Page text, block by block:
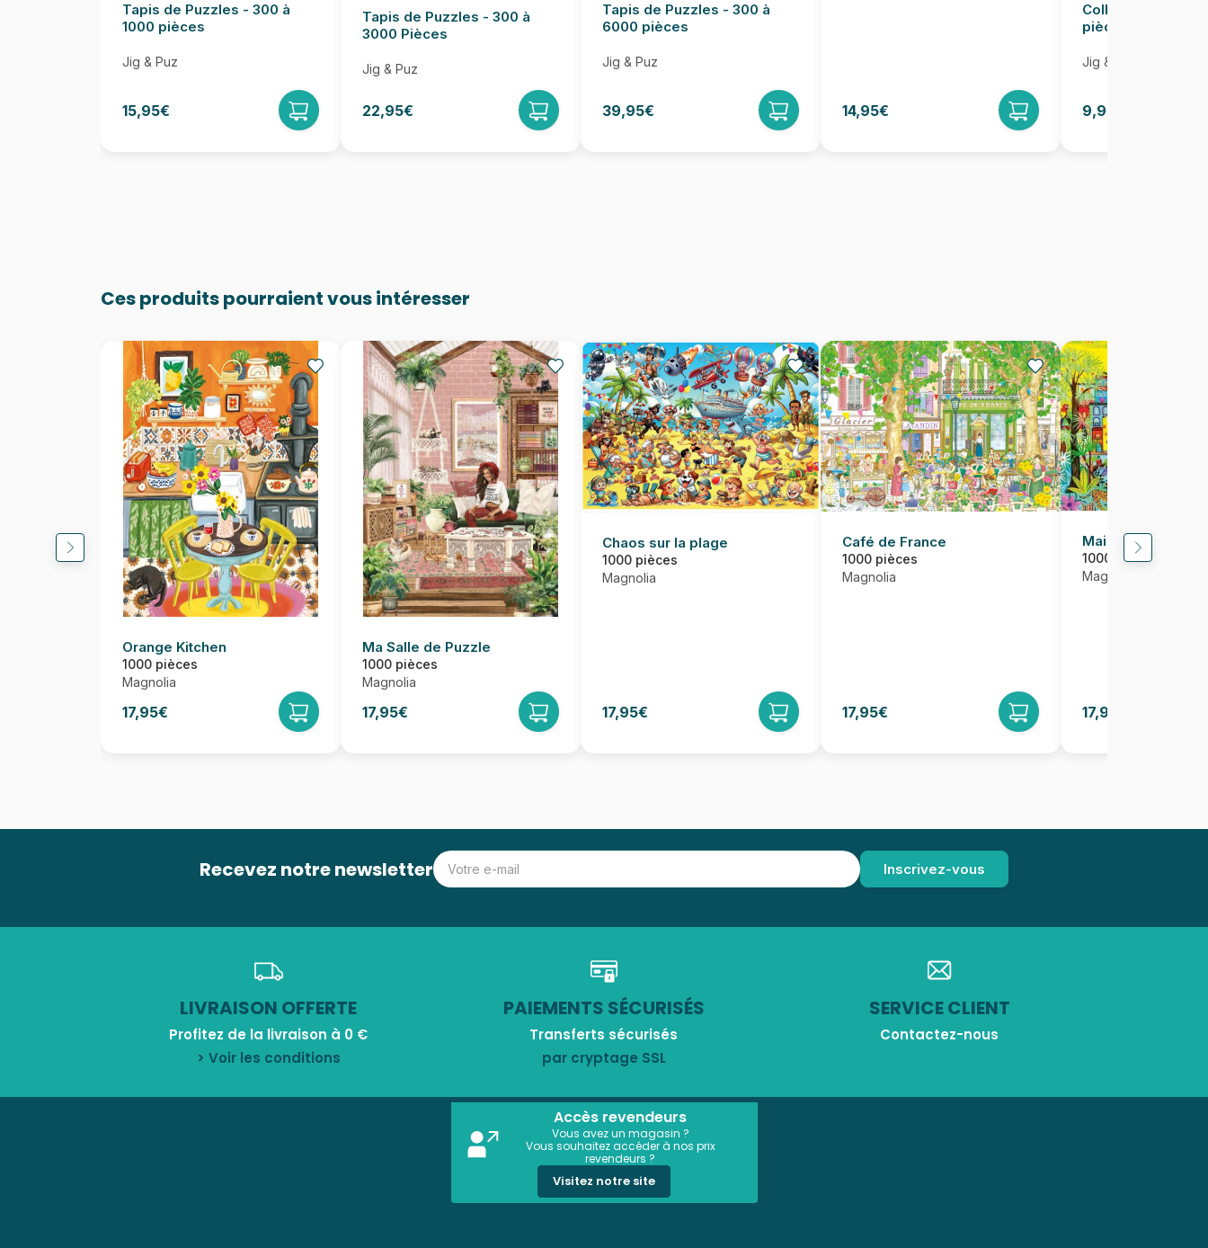
Tapis de Puzzles - 300 à
1000 pièces
Jig & Puz
15,95€
Tapis de Puzzles - 300 à
3000 Pièces
Jig & Puz
22,95€
Tapis de Puzzles - 300 à
6000 pièces
Jig & Puz
39,95€ 14,95€
Colle pour Puzzle
pièces
Jig & Puz
9,95€
Ces produits pourraient vous intéresser
Orange Kitchen
1000 pièces
Magnolia
17,95€
Ma Salle de Puzzle
1000 pièces
Magnolia
17,95€
Chaos sur la plage
1000 pièces
Magnolia
17,95€
Café de France
1000 pièces
Magnolia
17,95€
Maisons dans la
1000 pièces
Magnolia
17,95€
Recevez notre newsletter
LIVRAISON OFFERTE
Profitez de la livraison à 0 €
> Voir les conditions
PAIEMENTS SÉCURISÉS
Transferts sécurisés
par cryptage SSL
SERVICE CLIENT
Contactez-nous
Accès revendeurs
Vous avez un magasin ?
Vous souhaitez accéder à nos prix
revendeurs ?
Visitez notre site